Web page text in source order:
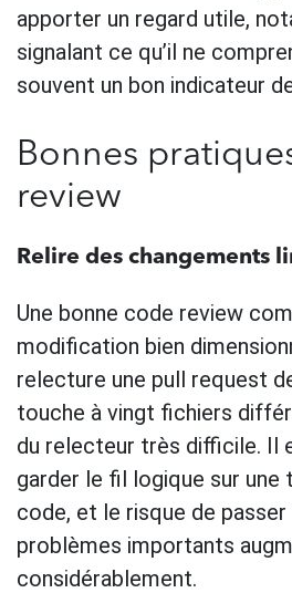
apporter un regard utile,
signalant ce qu’il ne
souvent un bon indicateur
Bonnes
review
Relire des changements
Une bonne code review
modification bien
relecture une pull request
touche à vingt fichiers
du relecteur très difficile. Il
garder le fil logique sur une
code, et le risque de
problèmes importants
considérablement.